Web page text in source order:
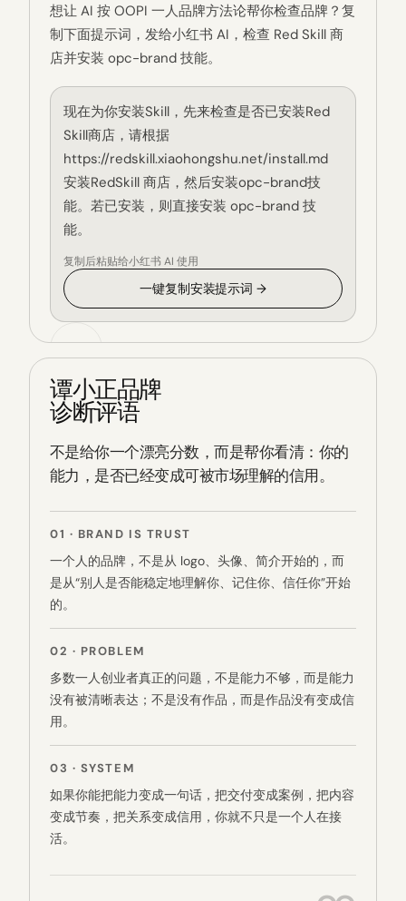
想让 AI 按 OOPI 一人品牌方法论帮你检查品牌？复
制下面提示词，发给小红书 AI，检查 Red Skill 商
店并安装 opc-brand 技能。
现在为你安装Skill，先来检查是否已安装Red
Skill商店，请根据
https://redskill.xiaohongshu.net/install.md
安装RedSkill 商店，然后安装opc-brand技
能。若已安装，则直接安装 opc-brand 技
能。
复制后粘贴给小红书 AI 使用
一键复制安装提示词 →
谭小正品牌
诊断评语
不是给你一个漂亮分数，而是帮你看清：你的
能力，是否已经变成可被市场理解的信用。
01 · BRAND IS TRUST
一个人的品牌，不是从 logo、头像、简介开始的，而
是从“别人是否能稳定地理解你、记住你、信任你”开始
的。
02 · PROBLEM
多数一人创业者真正的问题，不是能力不够，而是能力
没有被清晰表达；不是没有作品，而是作品没有变成信
用。
03 · SYSTEM
如果你能把能力变成一句话，把交付变成案例，把内容
变成节奏，把关系变成信用，你就不只是一个人在接
活。